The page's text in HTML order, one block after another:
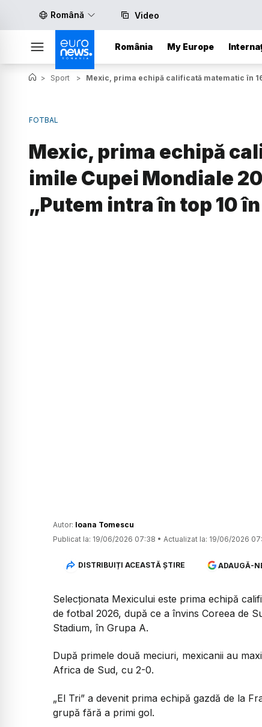
Română Video
România My Europe
> Sport > Mexic, prima echipă calificată matematic în
FOTBAL
Mexic, prima echipă
imile Cupei Mondiale
„Putem intra în top 10
Autor: Ioana Tomescu
Publicat la: 19/06/2026 07:38 • Actualizat la: 19/06/2026
DISTRIBUIȚI ACEASTĂ ȘTIRE ADAUGĂ-
Selecționata Mexicului este prima echipă
de fotbal 2026, după ce a învins Coreea de
Stadium, în Grupa A.
După primele două meciuri, mexicanii au
Africa de Sud, cu 2-0.
„El Tri” a devenit prima echipă gazdă de la
grupă fără a primi gol.